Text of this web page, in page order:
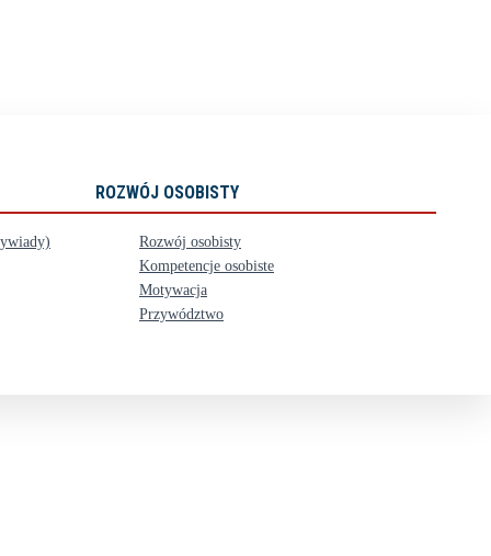
ROZWÓJ OSOBISTY
Rozwój osobisty
Kompetencje osobiste
Motywacja
Przywództwo